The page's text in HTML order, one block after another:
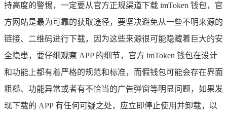
持高度的警惕，一定要从官方正规渠道下载 imToken 钱包，官
方网站是最为可靠的获取途径，要坚决避免从一些不明来源的
链接、二维码进行下载，因为这些来源很可能隐藏着巨大的安
全隐患，要仔细观察 APP 的细节，官方 imToken 钱包在设计
和功能上都有着严格的规范和标准，而假钱包可能会存在界面
粗糙、功能异常或者有不恰当的广告弹窗等明显问题，如果发
现下载的 APP 有任何可疑之处，应立即停止使用并卸载，以